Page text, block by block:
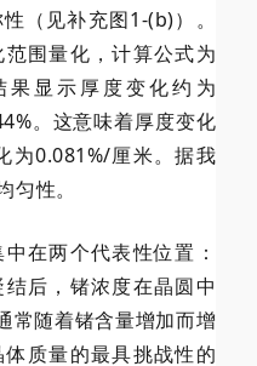
（见补充图1-(b)）。
围量化，计算公式为
果显示厚度变化约为
。这意味着厚度变化
为0.081%/厘米。据我
性。
在两个代表性位置：
后，锗浓度在晶圆中
常随着锗含量增加而增
质量的最具挑战性的